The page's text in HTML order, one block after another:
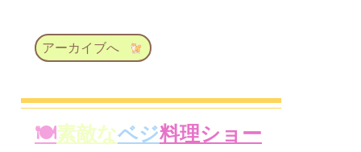
アーカイブへ
🍽素敵なベジ料理ショー